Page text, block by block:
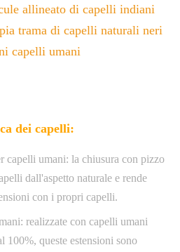
allineato di capelli indiani
trama di capelli naturali neri
capelli umani
dei capelli:
capelli umani: la chiusura con pizzo
dall'aspetto naturale e rende
con i propri capelli.
realizzate con capelli umani
100%, queste estensioni sono